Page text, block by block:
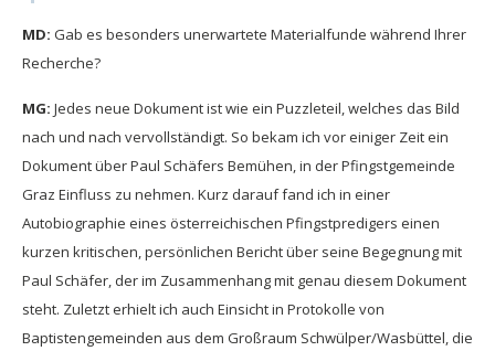
MD: Gab es besonders unerwartete Materialfunde während Ihrer
Recherche?
MG: Jedes neue Dokument ist wie ein Puzzleteil, welches das Bild
nach und nach vervollständigt. So bekam ich vor einiger Zeit ein
Dokument über Paul Schäfers Bemühen, in der Pfingstgemeinde
Graz Einfluss zu nehmen. Kurz darauf fand ich in einer
Autobiographie eines österreichischen Pfingstpredigers einen
kurzen kritischen, persönlichen Bericht über seine Begegnung mit
Paul Schäfer, der im Zusammenhang mit genau diesem Dokument
steht. Zuletzt erhielt ich auch Einsicht in Protokolle von
Baptistengemeinden aus dem Großraum Schwülper/Wasbüttel, die